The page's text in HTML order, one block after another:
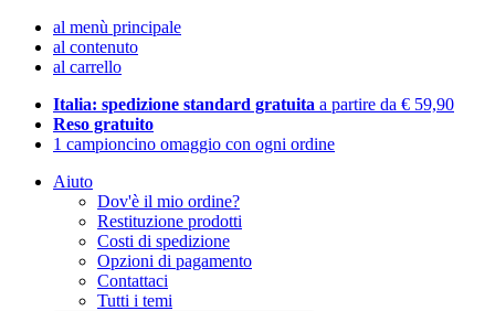
al menù principale
al contenuto
al carrello
Italia: spedizione standard gratuita a partire da € 59,90
Reso gratuito
1 campioncino omaggio con ogni ordine
Aiuto
Dov'è il mio ordine?
Restituzione prodotti
Costi di spedizione
Opzioni di pagamento
Contattaci
Tutti i temi